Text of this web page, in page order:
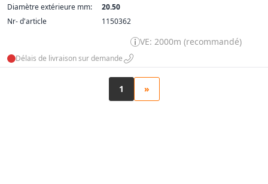
Diamètre extérieure mm:
20.50
Nr- d'article
1150362
VE: 2000m (recommandé)
Délais de livraison sur demande
1 »